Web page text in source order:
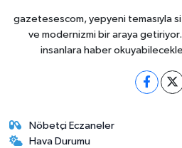
gazetesescom, yepyeni temasıyla
ve modernizmi bir araya
insanlara haber
Nöbetçi Eczaneler
Hava Durumu